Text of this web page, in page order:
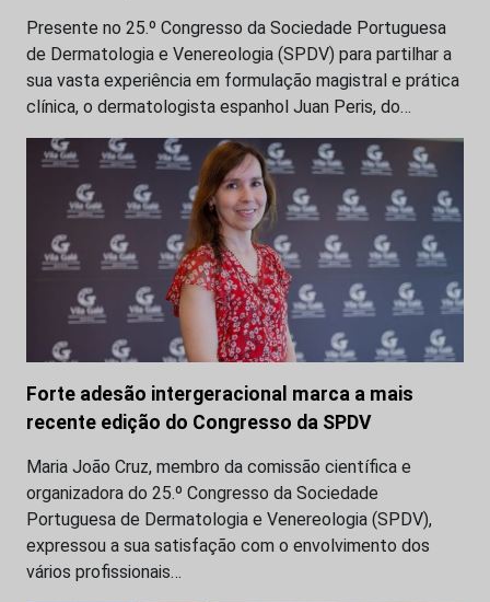
Presente no 25.º Congresso da Sociedade Portuguesa
de Dermatologia e Venereologia (SPDV) para partilhar a
sua vasta experiência em formulação magistral e prática
clínica, o dermatologista espanhol Juan Peris, do…
Forte adesão intergeracional marca a mais
recente edição do Congresso da SPDV
Maria João Cruz, membro da comissão científica e
organizadora do 25.º Congresso da Sociedade
Portuguesa de Dermatologia e Venereologia (SPDV),
expressou a sua satisfação com o envolvimento dos
vários profissionais…